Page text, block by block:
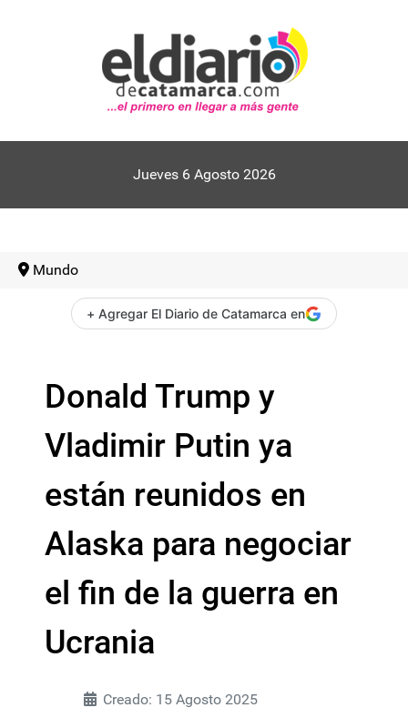
Jueves 6 Agosto 2026
Mundo
+ Agregar El Diario de Catamarca en
Donald Trump y
Vladimir Putin ya
están reunidos en
Alaska para negociar
el fin de la guerra en
Ucrania
Creado: 15 Agosto 2025